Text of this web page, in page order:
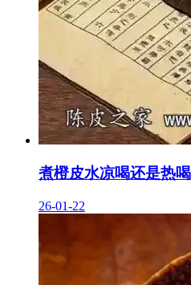
煮橙皮水凉喝还是热
26-01-22